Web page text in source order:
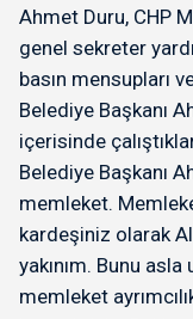
Ahmet Duru, CHP
genel sekreter
basın mensupları
Belediye Başkanı
içerisinde
Belediye Başkanı
memleket.
kardeşiniz olarak
yakınım. Bunu
memleket